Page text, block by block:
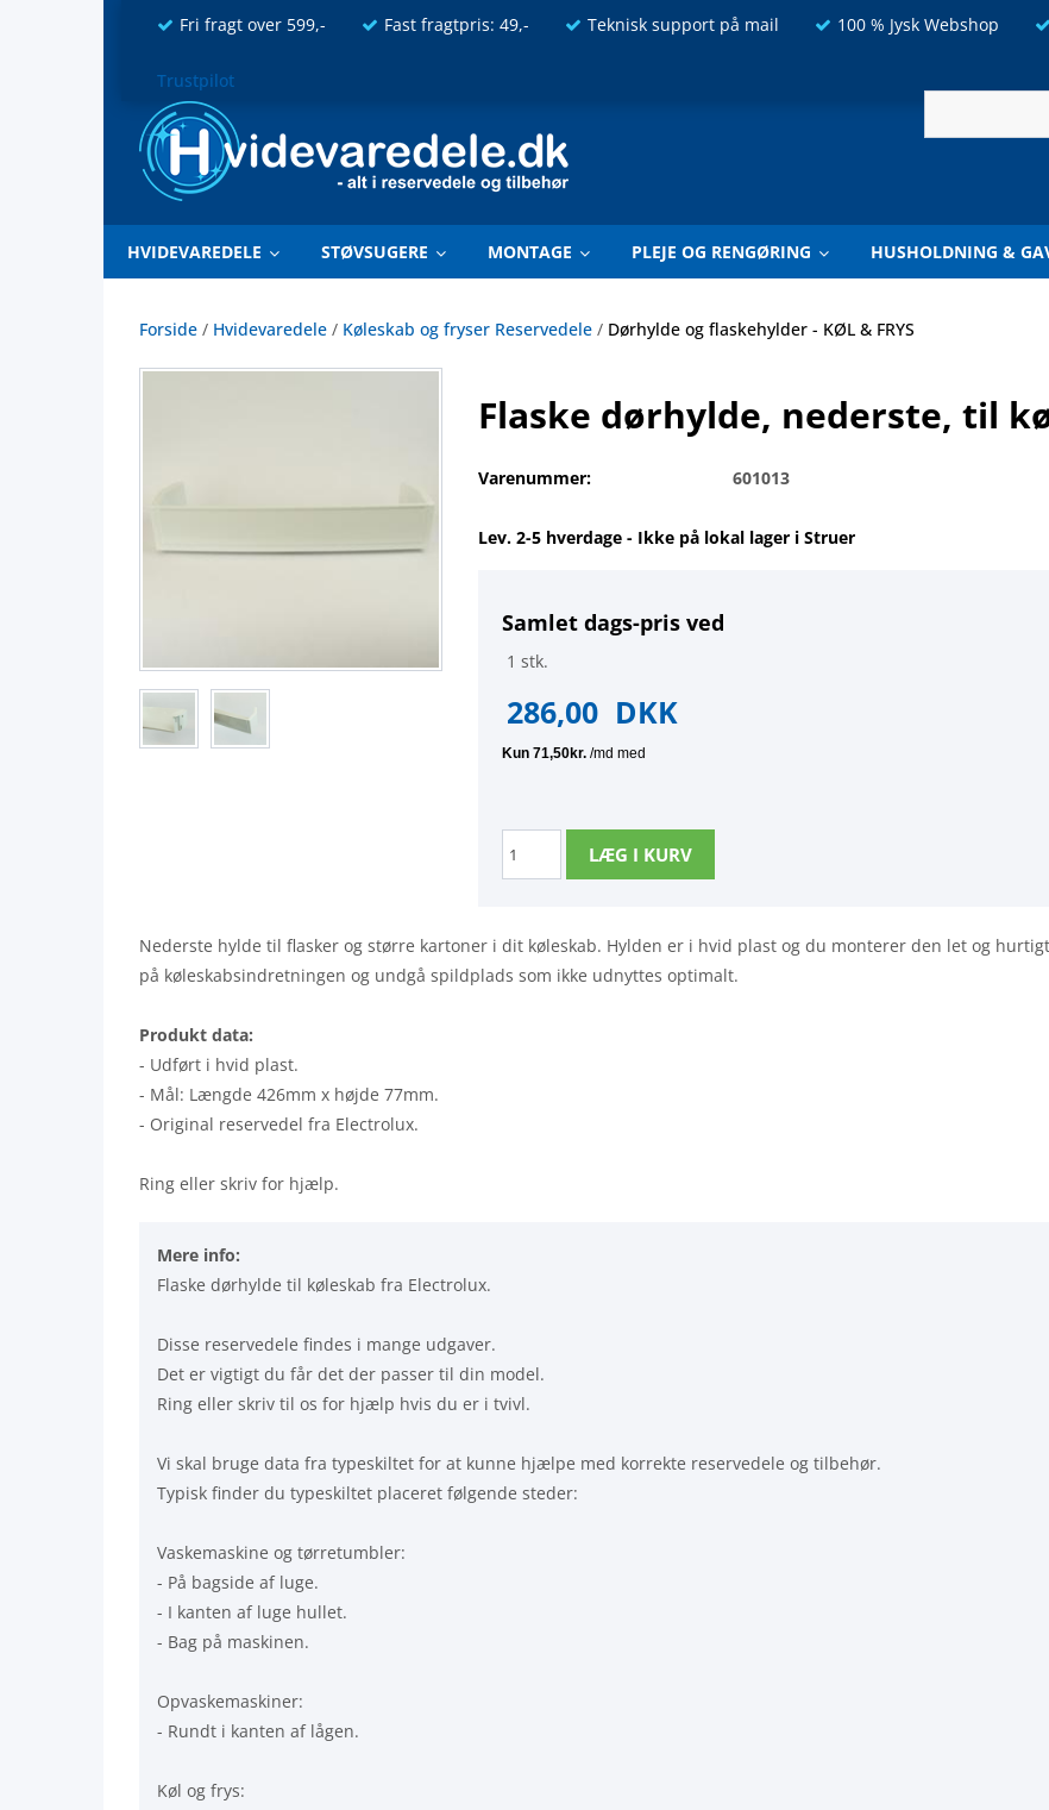
Fri fragt over 599,- Fast fragtpris: 49,- Teknisk support på mail 100 % Jysk Webshop
Trustpilot
HVIDEVAREDELE STØVSUGERE MONTAGE PLEJE OG RENGØRING HUSHOLDNING &
Forside / Hvidevaredele / Køleskab og fryser Reservedele / Dørhylde og flaskehylder - KØL & FRYS
Flaske dørhylde, nederste, til
Varenummer: 601013
Lev. 2-5 hverdage - Ikke på lokal lager i Struer
Samlet dags-pris ved
1 stk.
286,00 DKK
Nederste hylde til flasker og større kartoner i dit køleskab. Hylden er i hvid plast og du monterer den let og
på køleskabsindretningen og undgå spildplads som ikke udnyttes optimalt.
Produkt data:
- Udført i hvid plast.
- Mål: Længde 426mm x højde 77mm.
- Original reservedel fra Electrolux.
Ring eller skriv for hjælp.
Mere info:
Flaske dørhylde til køleskab fra Electrolux.
Disse reservedele findes i mange udgaver.
Det er vigtigt du får det der passer til din model.
Ring eller skriv til os for hjælp hvis du er i tvivl.
Vi skal bruge data fra typeskiltet for at kunne hjælpe med korrekte reservedele og tilbehør.
Typisk finder du typeskiltet placeret følgende steder:
Vaskemaskine og tørretumbler:
- På bagside af luge.
- I kanten af luge hullet.
- Bag på maskinen.
Opvaskemaskiner:
- Rundt i kanten af lågen.
Køl og frys: